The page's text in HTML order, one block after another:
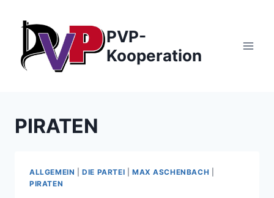
Inhalt
springen
PVP-
Kooperation
PIRATEN
ALLGEMEIN |DIE PARTEI MAX ASCHENBACH
PIRATEN